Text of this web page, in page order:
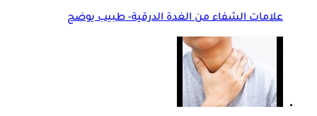
علامات الشفاء من الغدة الدرقية- طبيب يوضح